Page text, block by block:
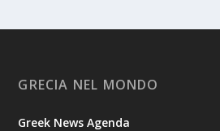
GRECIA NEL MONDO
Greek News Agenda